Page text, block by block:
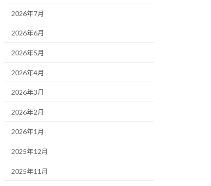
2026年7月
2026年6月
2026年5月
2026年4月
2026年3月
2026年2月
2026年1月
2025年12月
2025年11月